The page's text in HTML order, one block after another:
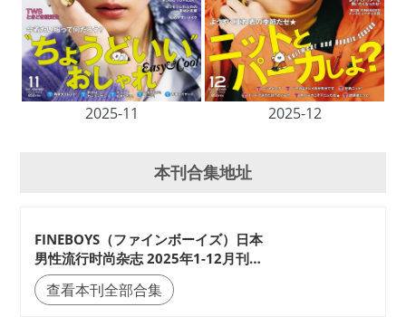
2025-11 2025-12
本刊合集地址
FINEBOYS（ファインボーイズ）日本
男性流行时尚杂志 2025年1-12月刊合
集
查看本刊全部合集